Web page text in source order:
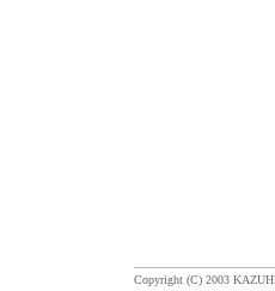
Copyright (C) 2003